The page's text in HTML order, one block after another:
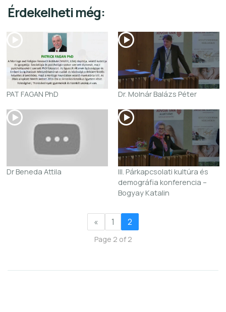
Érdekelheti még:
PAT FAGAN PhD Dr. Molnár Balázs Péter
Dr Beneda Attila
III. Párkapcsolati kultúra és
demográfia konferencia –
Bogyay Katalin
« 1 2
Page 2 of 2